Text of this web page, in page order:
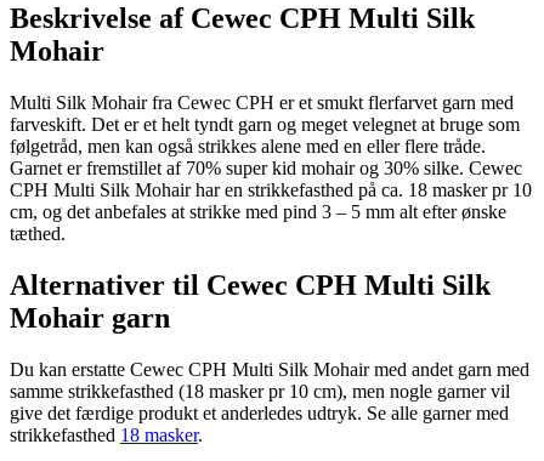
Beskrivelse af Cewec CPH Multi Silk
Mohair
Multi Silk Mohair fra Cewec CPH er et smukt flerfarvet garn med
farveskift. Det er et helt tyndt garn og meget velegnet at bruge som
følgetråd, men kan også strikkes alene med en eller flere tråde.
Garnet er fremstillet af 70% super kid mohair og 30% silke. Cewec
CPH Multi Silk Mohair har en strikkefasthed på ca. 18 masker pr 10
cm, og det anbefales at strikke med pind 3 – 5 mm alt efter ønske
tæthed.
Alternativer til Cewec CPH Multi Silk
Mohair garn
Du kan erstatte Cewec CPH Multi Silk Mohair med andet garn med
samme strikkefasthed (18 masker pr 10 cm), men nogle garner vil
give det færdige produkt et anderledes udtryk. Se alle garner med
strikkefasthed 18 masker.